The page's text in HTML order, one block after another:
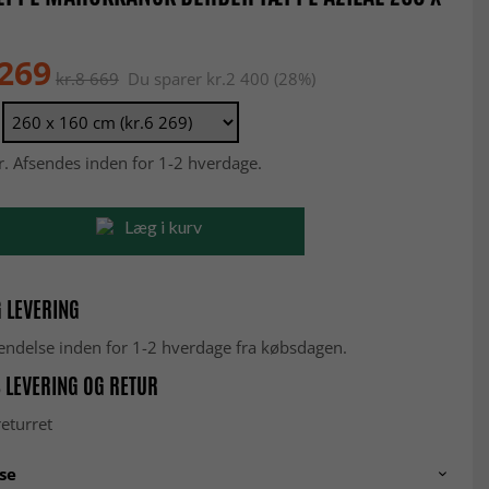
kr.8 669Du sparer kr.2 400 (28%)
Afsendes inden for 1-2 hverdage.
Læg i kurv
inden for 1-2 hverdage fra købsdagen.
OG RETUR